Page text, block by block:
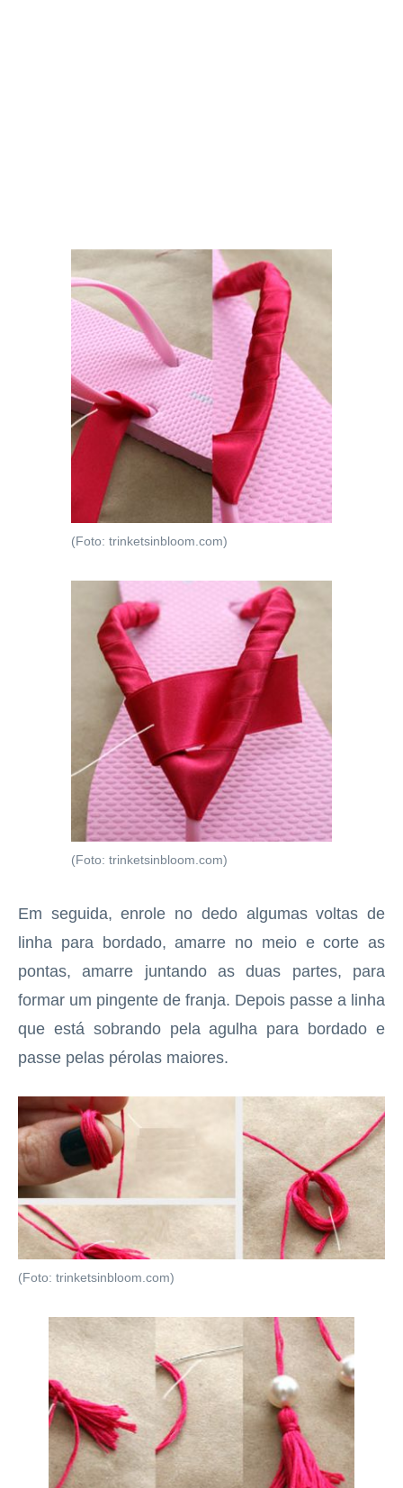
(Foto: trinketsinbloom.com)
(Foto: trinketsinbloom.com)
Em seguida, enrole no dedo algumas voltas de
linha para bordado, amarre no meio e corte as
pontas, amarre juntando as duas partes, para
formar um pingente de franja. Depois passe a linha
que está sobrando pela agulha para bordado e
passe pelas pérolas maiores.
(Foto: trinketsinbloom.com)